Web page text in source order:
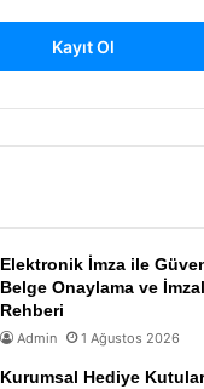
Kayıt Ol
Elektronik İmza ile
Belge Onaylama ve
Rehberi
Admin 1 Ağustos 2026
Kurumsal Hediye